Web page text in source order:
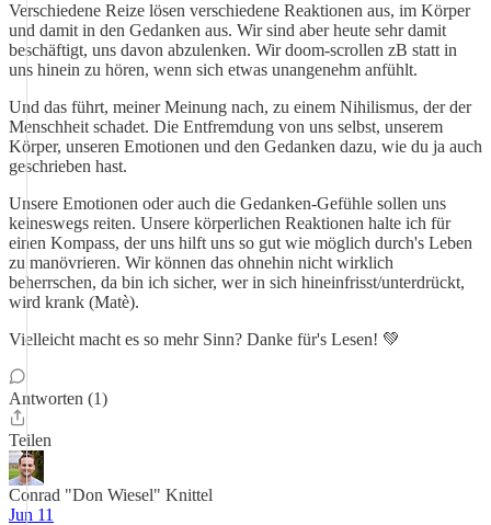
Verschiedene Reize lösen verschiedene Reaktionen aus, im Körper
und damit in den Gedanken aus. Wir sind aber heute sehr damit
beschäftigt, uns davon abzulenken. Wir doom-scrollen zB statt in
uns hinein zu hören, wenn sich etwas unangenehm anfühlt.
Und das führt, meiner Meinung nach, zu einem Nihilismus, der der
Menschheit schadet. Die Entfremdung von uns selbst, unserem
Körper, unseren Emotionen und den Gedanken dazu, wie du ja auch
geschrieben hast.
Unsere Emotionen oder auch die Gedanken-Gefühle sollen uns
keineswegs reiten. Unsere körperlichen Reaktionen halte ich für
einen Kompass, der uns hilft uns so gut wie möglich durch's Leben
zu manövrieren. Wir können das ohnehin nicht wirklich
beherrschen, da bin ich sicher, wer in sich hineinfrisst/unterdrückt,
wird krank (Matè).
Vielleicht macht es so mehr Sinn? Danke für's Lesen! 💚
Antworten (1)
Teilen
Conrad "Don Wiesel" Knittel
Jun 11